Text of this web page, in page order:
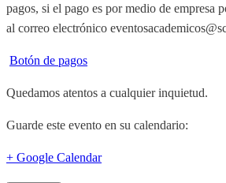
pagos, si el pago es por medio de empresa
al correo electrónico
Botón de pagos
Quedamos atentos a cualquier inquietud.
Guarde este evento en su calendario:
+ Google Calendar